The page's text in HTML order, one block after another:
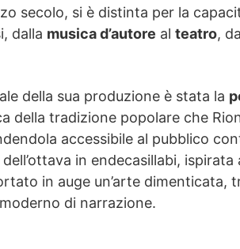
secolo, si è distinta per la
dalla musica d’autore al teatro,
della sua produzione è stata la
della tradizione popolare che
accessibile al pubblico
in endecasillabi, ispirata
in auge un’arte dimenticata,
di narrazione.